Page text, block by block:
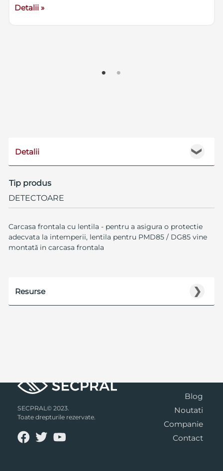
Detalii »
❯
Detalii
Tip produs
DETECTOARE
Carcasa frontala cu lentila - pentru a asigura o protectie
adecvata la intemperii, lentila pentru PMD85 / DG85 vine
montată in carcasa frontala
❯
Resurse
SECPRAL© 2023.
Toate drepturile rezervate.
Blog
Noutati
Companie
Contact